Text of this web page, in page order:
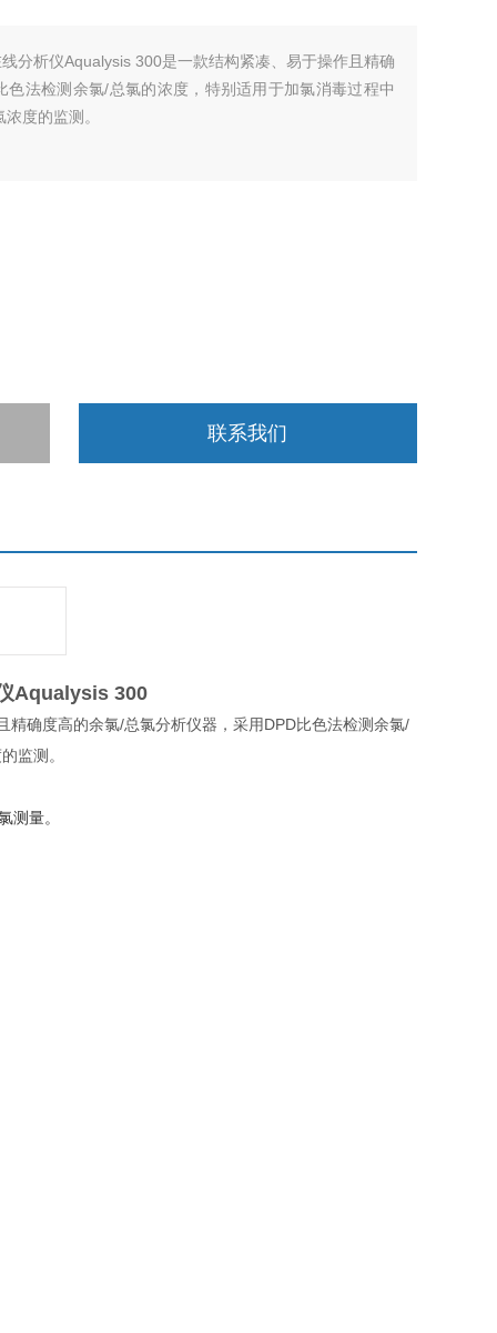
分析仪Aqualysis 300是一款结构紧凑、易于操作且精确
法检测余氯/总氯的浓度，特别适用于加氯消毒过程中
度的监测。
联系我们
Aqualysis 300
精确度高的余氯/总氯分析仪器，采用DPD比色法检测余氯/
监测。
测量。